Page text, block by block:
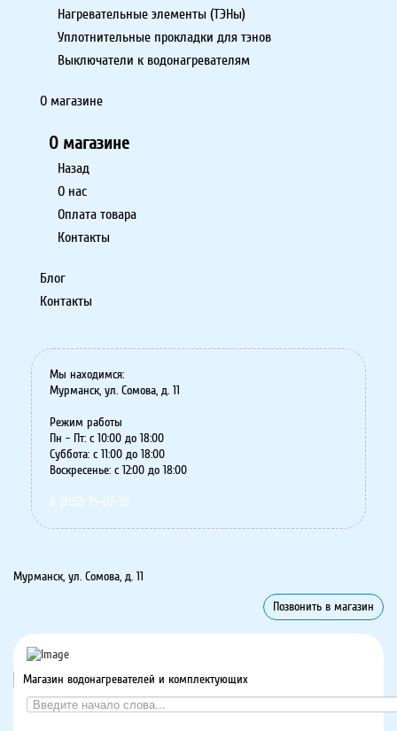
Нагревательные элементы (ТЭНы)
Уплотнительные прокладки для тэнов
Выключатели к водонагревателям
О магазине
О магазине
Назад
О нас
Оплата товара
Контакты
Блог
Контакты
Мы находимся:
Мурманск, ул. Сомова, д. 11
Режим работы
Пн - Пт: с 10:00 до 18:00
Суббота: с 11:00 до 18:00
Воскресенье: с 12:00 до 18:00
8 (8152) 75-07-35
Мурманск, ул. Сомова, д. 11
Позвонить в магазин
Магазин водонагревателей и комплектующих